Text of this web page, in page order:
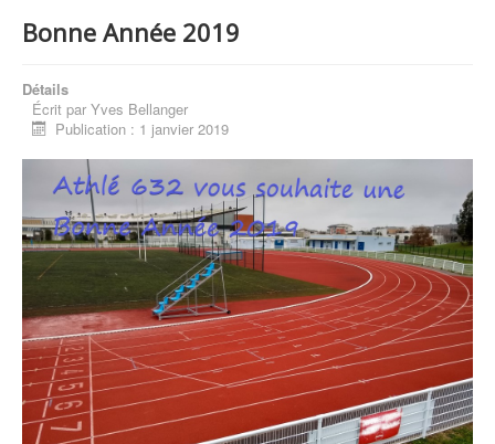
Bonne Année 2019
Détails
Écrit par Yves Bellanger
Publication : 1 janvier 2019